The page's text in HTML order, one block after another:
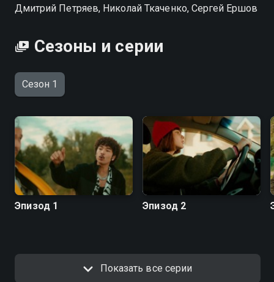
Дмитрий Петряев, Николай Ткаченко, Сергей Ершов
Сезоны и серии
Сезон 1
Эпизод 1 Эпизод 2
Показать все серии